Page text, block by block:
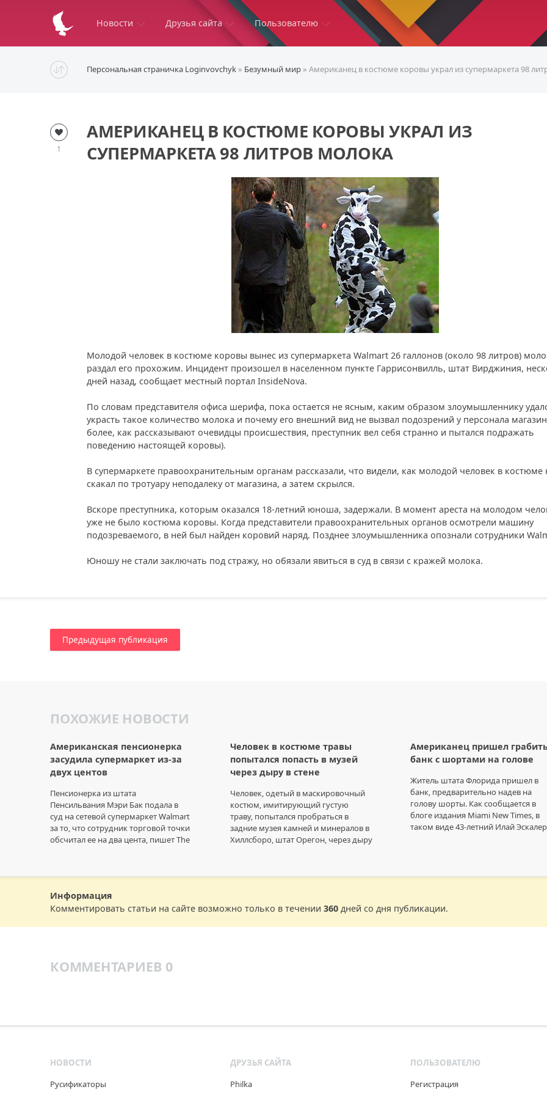
Новости Друзья сайта Пользователю
Персональная страничка Loginvovchyk » Безумный мир » Американец в костюме коровы украл из супермаркета 98
АМЕРИКАНЕЦ В КОСТЮМЕ КОРОВЫ УКРАЛ ИЗ
СУПЕРМАРКЕТА 98 ЛИТРОВ МОЛОКА
1
Молодой человек в костюме коровы вынес из супермаркета Walmart 26 галлонов (около 98 литров)
раздал его прохожим. Инцидент произошел в населенном пункте Гаррисонвилль, штат Вирджиния,
дней назад, сообщает местный портал InsideNova.
По словам представителя офиса шерифа, пока остается не ясным, каким образом злоумышленнику
украсть такое количество молока и почему его внешний вид не вызвал подозрений у персонала
более, как рассказывают очевидцы происшествия, преступник вел себя странно и пытался подражать
поведению настоящей коровы).
В супермаркете правоохранительным органам рассказали, что видели, как молодой человек в костюме
скакал по тротуару неподалеку от магазина, а затем скрылся.
Вскоре преступника, которым оказался 18-летний юноша, задержали. В момент ареста на молодом
уже не было костюма коровы. Когда представители правоохранительных органов осмотрели машину
подозреваемого, в ней был найден коровий наряд. Позднее злоумышленника опознали сотрудники
Юношу не стали заключать под стражу, но обязали явиться в суд в связи с кражей молока.
Предыдущая публикация
ПОХОЖИЕ НОВОСТИ
Американская пенсионерка
засудила супермаркет из-за
двух центов
Пенсионерка из штата
Пенсильвания Мэри Бак подала в
суд на сетевой супермаркет Walmart
за то, что сотрудник торговой точки
обсчитал ее на два цента, пишет The
Человек в костюме травы
попытался попасть в музей
через дыру в стене
Человек, одетый в маскировочный
костюм, имитирующий густую
траву, попытался пробраться в
задние музея камней и минералов в
Хиллсборо, штат Орегон, через дыру
Американец пришел
банк с шортами на голове
Житель штата Флорида пришел в
банк, предварительно надев на
голову шорты. Как сообщается в
блоге издания Miami New Times, в
таком виде 43-летний Илай
Информация
Комментировать статьи на сайте возможно только в течении 360 дней со дня публикации.
КОММЕНТАРИЕВ 0
НОВОСТИ
Русификаторы
ДРУЗЬЯ САЙТА
Philka
ПОЛЬЗОВАТЕЛЮ
Регистрация